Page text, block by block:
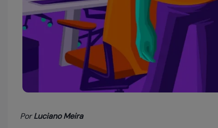
PorLuciano Meira